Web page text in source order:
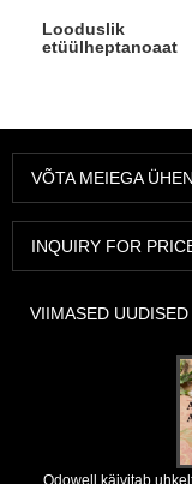
Looduslik
etüülheptanoaat
VÕTA MEIEGA
INQUIRY FOR
VIIMASED UUDISED